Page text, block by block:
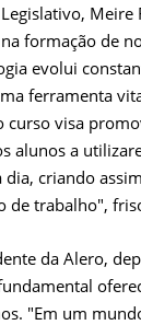
Meire
formação de
evolui
ferramenta
curso visa
alunos a
criando
de trabalho",
da Alero,
"Em um